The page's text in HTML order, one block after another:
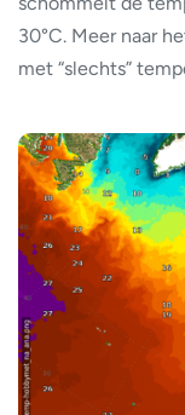
30°C. Meer naar
met “slechts”